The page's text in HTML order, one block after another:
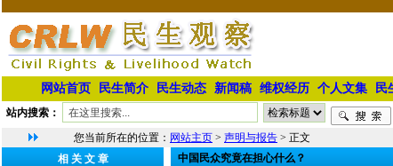
网站首页 民生简介 民生动态 新闻稿 维权经历 个人文集 民
站内搜索：
您当前所在的位置： 网站主页 > 声明与报告 > 正文
相 关 文 章
中国民众究竟在担心什么？